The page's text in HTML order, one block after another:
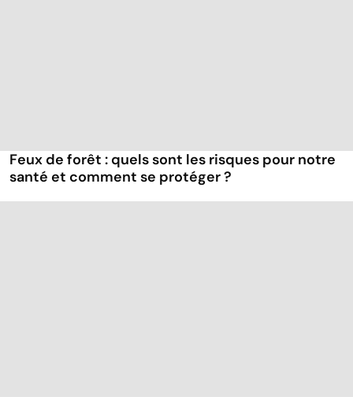
Feux de forêt : quels sont les risques pour notre
santé et comment se protéger ?